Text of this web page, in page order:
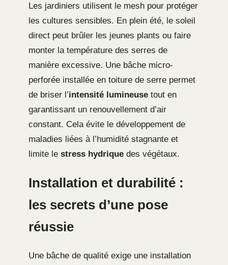
Les jardiniers utilisent le mesh pour protéger
les cultures sensibles. En plein été, le soleil
direct peut brûler les jeunes plants ou faire
monter la température des serres de
manière excessive. Une bâche micro-
perforée installée en toiture de serre permet
de briser l’intensité lumineuse tout en
garantissant un renouvellement d’air
constant. Cela évite le développement de
maladies liées à l’humidité stagnante et
limite le stress hydrique des végétaux.
Installation et durabilité :
les secrets d’une pose
réussie
Une bâche de qualité exige une installation